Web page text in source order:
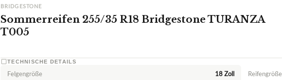
BRIDGESTONE
Sommerreifen 255/35 R18 Bridgestone TURANZA
T005
TECHNISCHE DETAILS
Felgengröße 18 Zoll Reifengröße